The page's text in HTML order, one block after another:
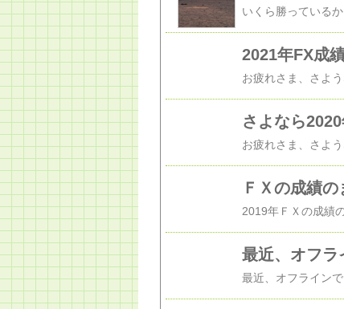
2021年FX成
さよなら
ＦＸの成績の
最近、オフラ